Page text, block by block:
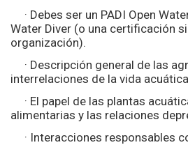
· Debes ser un PADI Open
Water Diver (o una certificación
organización).
· Descripción general de las
interrelaciones de la vida
· El papel de las plantas
alimentarias y las relaciones
· Interacciones responsables